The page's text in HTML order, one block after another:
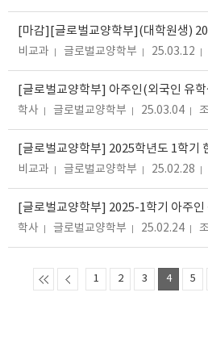
비교과 글로벌교양학부 25.03.12
학사 글로벌교양학부 25.03.04
비교과 글로벌교양학부 25.02.28
[글로벌교양학부] 2025-1학기 아주인
학사 글로벌교양학부 25.02.24
1 2 3 4 5